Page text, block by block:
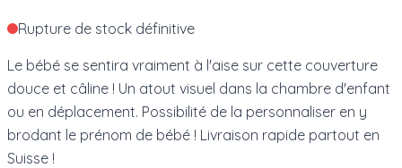
Rupture de stock définitive
Le bébé se sentira vraiment à l'aise sur cette couverture
douce et câline ! Un atout visuel dans la chambre d'enfant
ou en déplacement. Possibilité de la personnaliser en y
brodant le prénom de bébé ! Livraison rapide partout en
Suisse !